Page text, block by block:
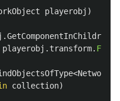
playerobj )
.GetComponentInChildren
playerobj . transform. Find
<
collection)